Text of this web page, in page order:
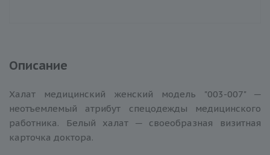
Описание
Халат медицинский женский модель "003-007" ─
неотъемлемый атрибут спецодежды медицинского
работника. Белый халат ─ своеобразная визитная
карточка доктора.